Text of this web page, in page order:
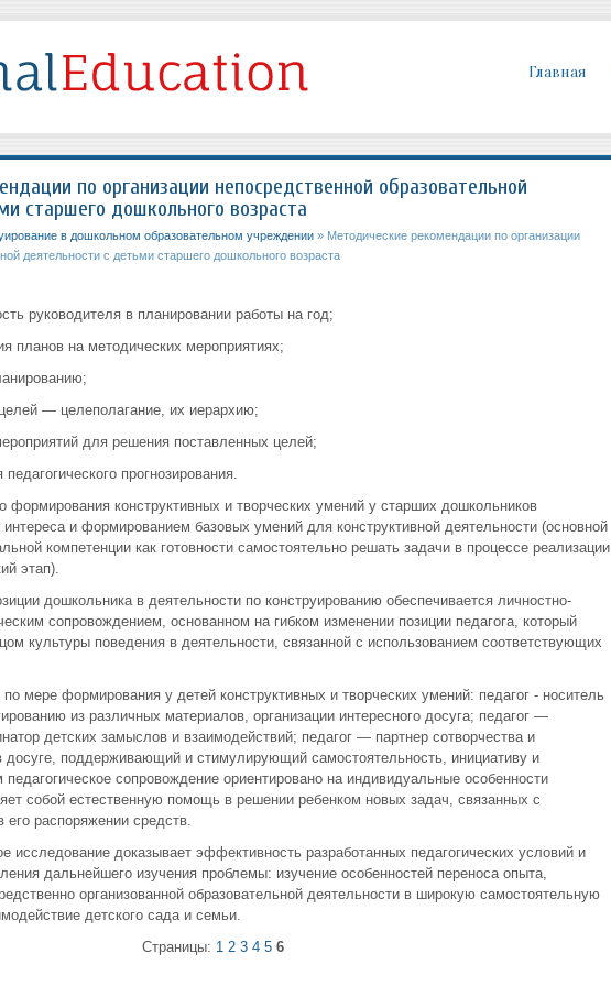
Главная
по организации непосредственной образовательной
старшего дошкольного возраста
в дошкольном образовательном учреждении» Методические рекомендации по организации
деятельности с детьми старшего дошкольного возраста
руководителя в планировании работы на год;
планов на методических мероприятиях;
— целеполагание, их иерархию;
для решения поставленных целей;
прогнозирования.
формирования конструктивных и творческих умений у старших дошкольников
интереса и формированием базовых умений для конструктивной деятельности (основной
компетенции как готовности самостоятельно решать задачи в процессе реализации
этап).
дошкольника в деятельности по конструированию обеспечивается личностно-
сопровождением, основанном на гибком изменении позиции педагога, который
культуры поведения в деятельности, связанной с использованием соответствующих
по мере формирования у детей конструктивных и творческих умений: педагог - носитель
из различных материалов, организации интересного досуга; педагог —
детских замыслов и взаимодействий; педагог — партнер сотворчества и
досуге, поддерживающий и стимулирующий самостоятельность, инициативу и
сопровождение ориентировано на индивидуальные особенности
собой естественную помощь в решении ребенком новых задач, связанных с
распоряжении средств.
исследование доказывает эффективность разработанных педагогических условий и
дальнейшего изучения проблемы: изучение особенностей переноса опыта,
организованной образовательной деятельности в широкую самостоятельную
детского сада и семьи.
Страницы: 1 2 3 4 5 6